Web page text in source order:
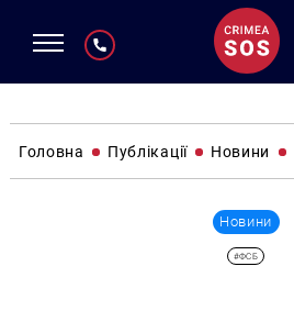
Головна Публікації Новини
Новини
#ФСБ